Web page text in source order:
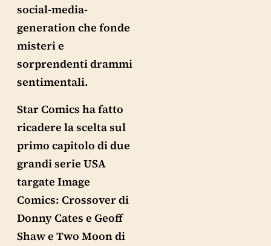
social-media-
generation che fonde
misteri e
sorprendenti drammi
sentimentali.
Star Comics ha fatto
ricadere la scelta sul
primo capitolo di due
grandi serie USA
targate Image
Comics: Crossover di
Donny Cates e Geoff
Shaw e Two Moon di